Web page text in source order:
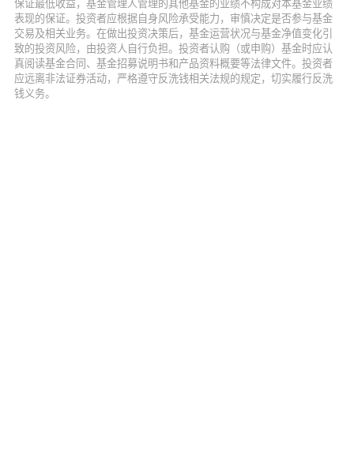
保证最低收益，基金管理人管理的其他基金的业绩不构成对本基金业绩
表现的保证。投资者应根据自身风险承受能力，审慎决定是否参与基金
交易及相关业务。在做出投资决策后，基金运营状况与基金净值变化引
致的投资风险，由投资人自行负担。投资者认购（或申购）基金时应认
真阅读基金合同、基金招募说明书和产品资料概要等法律文件。投资者
应远离非法证券活动，严格遵守反洗钱相关法规的规定，切实履行反洗
钱义务。